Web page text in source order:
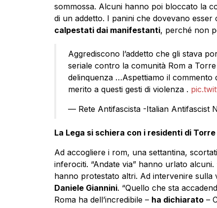
sommossa. Alcuni hanno poi bloccato la
di un addetto. I panini che dovevano
calpestati dai manifestanti, perché non
Aggrediscono l’addetto che gli stava
seriale contro la comunità Rom a
delinquenza …Aspettiamo il commento
merito a questi gesti di violenza .
— Rete Antifascista -Italian Antifascist
La Lega si schiera con i residenti di
Ad accogliere i rom, una settantina,
inferociti. “Andate via” hanno urlato alcuni.
hanno protestato altri. Ad intervenire sulla
Daniele Giannini. “Quello che sta
Roma ha dell’incredibile – ha dichiarato–